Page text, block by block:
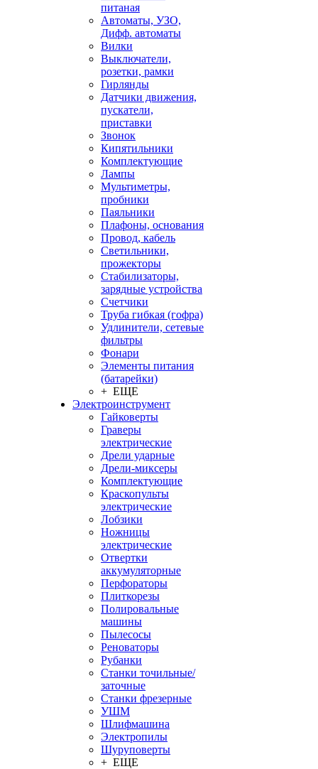
питаная
Автоматы, УЗО,
Дифф. автоматы
Вилки
Выключатели,
розетки, рамки
Гирлянды
Датчики движения,
пускатели,
приставки
Звонок
Кипятильники
Комплектующие
Лампы
Мультиметры,
пробники
Паяльники
Плафоны, основания
Провод, кабель
Светильники,
прожекторы
Стабилизаторы,
зарядные устройства
Счетчики
Труба гибкая (гофра)
Удлинители, сетевые
фильтры
Фонари
Элементы питания
(батарейки)
+ ЕЩЕ
Электроинструмент
Гайковерты
Граверы
электрические
Дрели ударные
Дрели-миксеры
Комплектующие
Краскопульты
электрические
Лобзики
Ножницы
электрические
Отвертки
аккумуляторные
Перфораторы
Плиткорезы
Полировальные
машины
Пылесосы
Реноваторы
Рубанки
Станки точильные/
заточные
Станки фрезерные
УШМ
Шлифмашина
Электропилы
Шуруповерты
+ ЕЩЕ